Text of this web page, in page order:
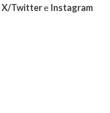
X/Twittere Instagram